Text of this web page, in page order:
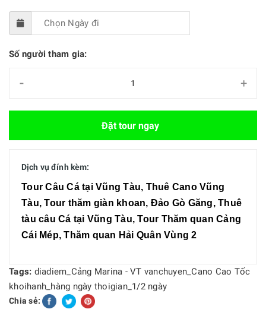
Số người tham gia:
- +
Đặt tour ngay
Dịch vụ đính kèm:
Tour Câu Cá tại Vũng Tàu, Thuê Cano Vũng
Tàu, Tour thăm giàn khoan, Đảo Gò Găng, Thuê
tàu câu Cá tại Vũng Tàu, Tour Thăm quan Cảng
Cái Mép, Thăm quan Hải Quân Vùng 2
Tags: diadiem_Cảng Marina - VT vanchuyen_Cano Cao Tốc
khoihanh_hàng ngày thoigian_1/2 ngày
Chia sẻ: